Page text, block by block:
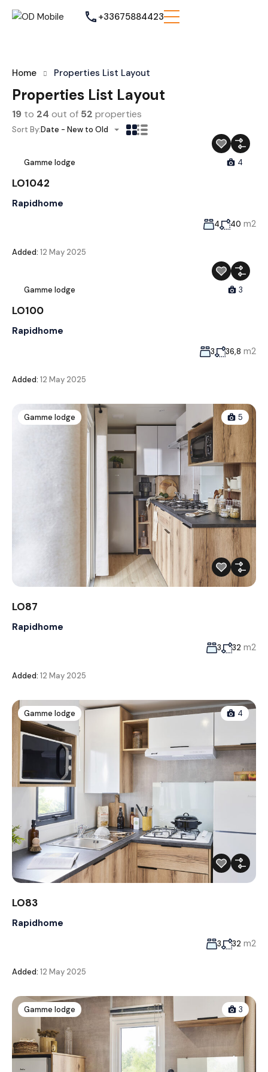
+33675884423
Home Properties List Layout
Properties List Layout
19 to 24 out of 52 properties
Sort By:Date - New to Old
Gamme lodge 4
LO1042
Rapidhome
4 40 m2
Added: 12 May 2025
Gamme lodge 3
LO100
Rapidhome
3 36,8 m2
Added: 12 May 2025
Gamme lodge 5
LO87
Rapidhome
3 32 m2
Added: 12 May 2025
Gamme lodge 4
LO83
Rapidhome
3 32 m2
Added: 12 May 2025
Gamme lodge 3